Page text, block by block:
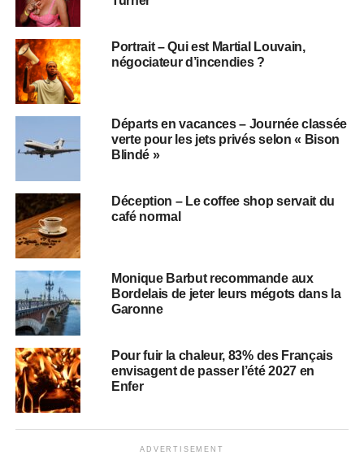
Portrait – Qui est Martial Louvain,
négociateur d’incendies ?
Départs en vacances – Journée classée
verte pour les jets privés selon « Bison
Blindé »
Déception – Le coffee shop servait du
café normal
Monique Barbut recommande aux
Bordelais de jeter leurs mégots dans la
Garonne
Pour fuir la chaleur, 83% des Français
envisagent de passer l’été 2027 en
Enfer
ADVERTISEMENT